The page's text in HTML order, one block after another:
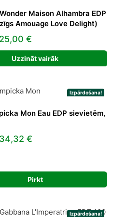
Maison Alhambra EDP
Amouage Love Delight)
Original
25,00 €Current
price
is:
Uzzināt vairāk
Izpārdošana!
Mon Eau EDP sievietēm,
Original
38,56 €.
34,32 €Current
34,32 €.
Pirkt
Izpārdošana!